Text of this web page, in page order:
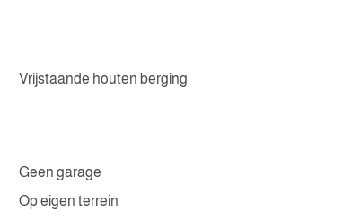
Vrijstaande houten berging
Geen garage
Op eigen terrein